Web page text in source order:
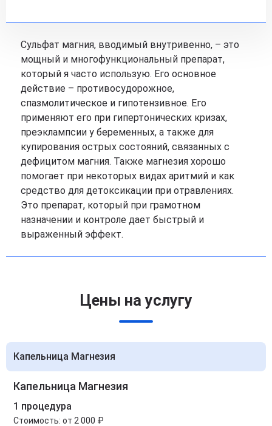
Сульфат магния, вводимый внутривенно, – это
мощный и многофункциональный препарат,
который я часто использую. Его основное
действие – противосудорожное,
спазмолитическое и гипотензивное. Его
применяют его при гипертонических кризах,
преэклампсии у беременных, а также для
купирования острых состояний, связанных с
дефицитом магния. Также магнезия хорошо
помогает при некоторых видах аритмий и как
средство для детоксикации при отравлениях.
Это препарат, который при грамотном
назначении и контроле дает быстрый и
выраженный эффект.
Цены на услугу
Капельница Магнезия
Капельница Магнезия
1 процедура
Стоимость: от 2 000 ₽